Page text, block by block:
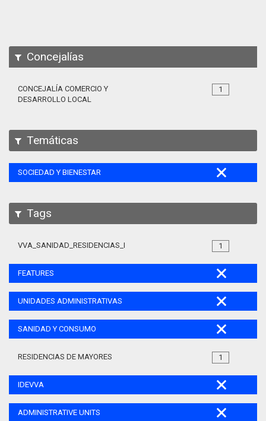
Concejalías
1
CONCEJALÍA COMERCIO Y
DESARROLLO LOCAL
Temáticas
SOCIEDAD Y BIENESTAR
Tags
1
VVA_SANIDAD_RESIDENCIAS_MAYORES_105
FEATURES
UNIDADES ADMINISTRATIVAS
SANIDAD Y CONSUMO
1
RESIDENCIAS DE MAYORES
IDEVVA
ADMINISTRATIVE UNITS